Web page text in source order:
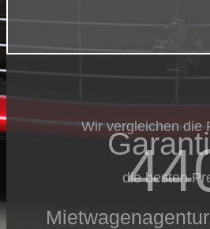
Wir vergleichen die
die besten